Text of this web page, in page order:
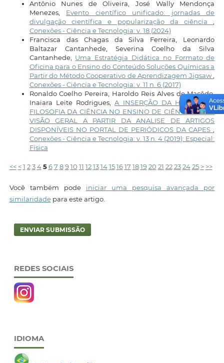
Antônio Nunes de Oliveira, José Wally Mendonça
Menezes, Evento científico unificado: jornadas de
divulgação científica e popularização da ciência
Conexões - Ciência e Tecnologia: v. 18 (2024)
Francisca das Chagas da Silva Ferreira, Leonardo
Baltazar Cantanhede, Severina Coelho da Silva
Cantanhede, Uma Estratégia Didática no Formato de
Oficina para o Ensino do Conteúdo Soluções Químicas a
Partir do Método Cooperativo de Aprendizagem Jigsaw
Conexões - Ciência e Tecnologia: v. 11 n. 6 (2017)
Ronaldo Coelho Pereira, Haroldo Reis Alves de Macêdo,
Inaiara Leite Rodrigues,A INSERÇÃO DA HISTÓRIA E
FILOSOFIA DA CIÊNCIA NO ENSINO DE CIÊNCIAS: UMA
VISÃO GERAL A PARTIR DA ANALISE DE ARTIGOS
DISPONÍVEIS NO PORTAL DE PERIÓDICOS DA CAPES
Conexões - Ciência e Tecnologia: v. 13 n. 4 (2019): Especial:
Física
<< < 1 2 3 4 5 6 7 8 9 10 11 12 13 14 15 16 17 18 19 20 21 22 23 24 25 > >>
Você também pode iniciar uma pesquisa avançada por
similaridadepara este artigo.
ENVIAR SUBMISSÃO
REDES SOCIAIS
IDIOMA